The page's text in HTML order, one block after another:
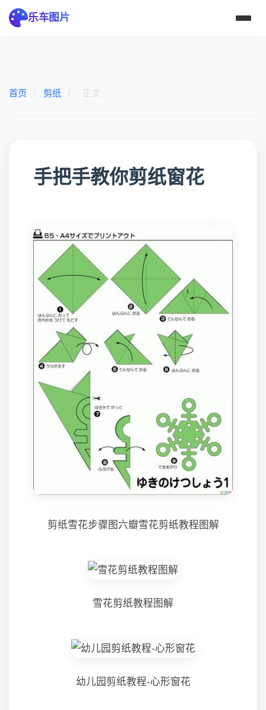
乐车图片
首页 / 剪纸 / 正文
手把手教你剪纸窗花
剪纸雪花步骤图六瓣雪花剪纸教程图解
雪花剪纸教程图解
幼儿园剪纸教程-心形窗花